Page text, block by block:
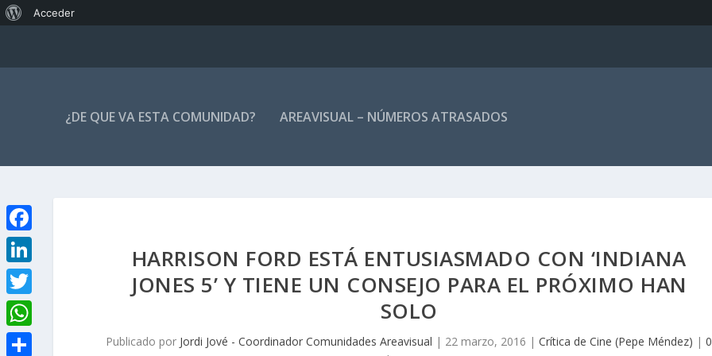
Acerca
Acceder
¿DE QUE VA ESTA COMUNIDAD? AREAVISUAL – NÚMEROS ATRASADOS
HARRISON FORD ESTÁ ENTUSIASMADO CON ‘INDIANA
JONES 5’ Y TIENE UN CONSEJO PARA EL PRÓXIMO HAN
SOLO
Publicado por Jordi Jové - Coordinador Comunidades Areavisual | 22 marzo, 2016 |Crítica de Cine (Pepe Méndez) |0
F
a
c
e
b
L
i
n
T
w
W